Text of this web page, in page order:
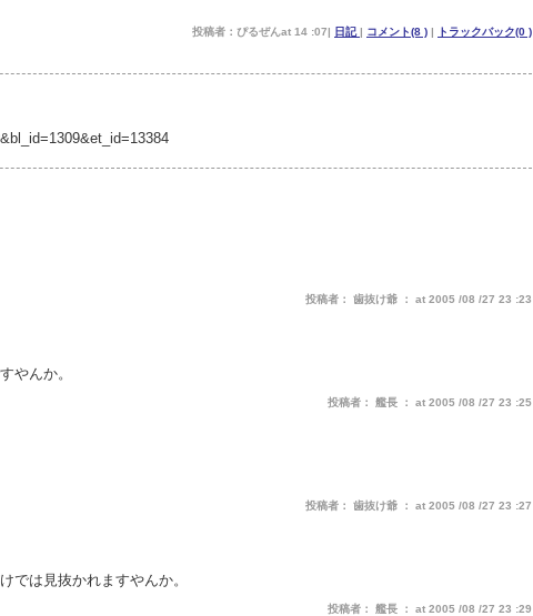
投稿者：ぴるぜんat 14 :07| 日記| コメント(8 ) | トラックバック(0 )
投稿者： 歯抜け爺 ： at 2005 /08 /27 23 :23
やんか。
投稿者： 艦長 ： at 2005 /08 /27 23 :25
投稿者： 歯抜け爺 ： at 2005 /08 /27 23 :27
では見抜かれますやんか。
投稿者： 艦長 ： at 2005 /08 /27 23 :29